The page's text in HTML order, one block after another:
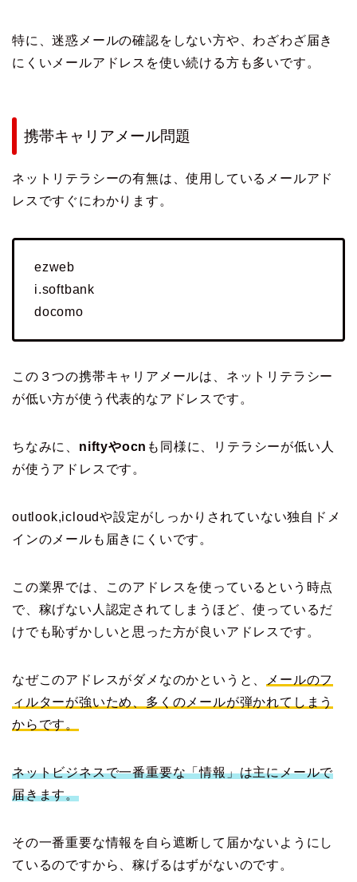
特に、迷惑メールの確認をしない方や、わざわざ届き
にくいメールアドレスを使い続ける方も多いです。
携帯キャリアメール問題
ネットリテラシーの有無は、使用しているメールアド
レスですぐにわかります。
ezweb
i.softbank
docomo
この３つの携帯キャリアメールは、ネットリテラシー
が低い方が使う代表的なアドレスです。
ちなみに、 niftyやocn も同様に、リテラシーが低い人
が使うアドレスです。
outlook,icloudや設定がしっかりされていない独自ドメ
インのメールも届きにくいです。
この業界では、このアドレスを使っているという時点
で、稼げない人認定されてしまうほど、使っているだ
けでも恥ずかしいと思った方が良いアドレスです。
なぜこのアドレスがダメなのかというと、
メールのフ
ィルターが強いため、多くのメールが弾かれてしまう
からです。
ネットビジネスで一番重要な「情報」は主にメールで
届きます。
その一番重要な情報を自ら遮断して届かないようにし
ているのですから、稼げるはずがないのです。